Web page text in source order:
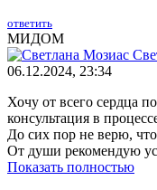
ответить
МИДОМ
06.12.2024, 23:34
Хочу от всего сердца
консультация в
До сих пор не верю,
От души рекомендую
Показать полностью